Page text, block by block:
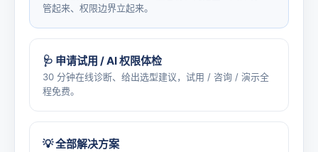
管起来、权限边界立起来。
🩺 申请试用 / AI 权限体检
30 分钟在线诊断、给出选型建议，试用 / 咨询 / 演示全
程免费。
💡 全部解决方案